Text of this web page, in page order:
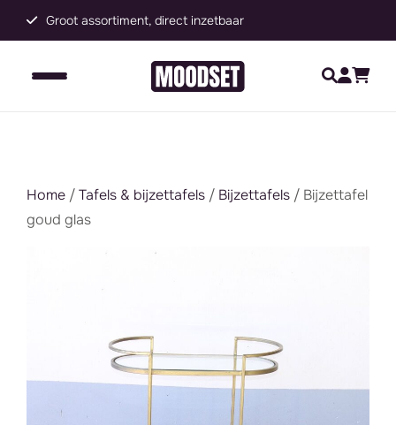
Groot assortiment, direct inzetbaar
Home /Tafels & bijzettafels / Bijzettafels / Bijzettafel
goud glas